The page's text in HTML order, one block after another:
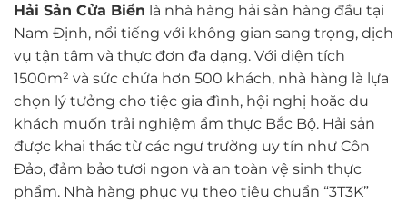
Hải Sản Cửa Biển là nhà hàng hải sản hàng đầu tại
Nam Định, nổi tiếng với không gian sang trọng, dịch
vụ tận tâm và thực đơn đa dạng. Với diện tích
1500m² và sức chứa hơn 500 khách, nhà hàng là lựa
chọn lý tưởng cho tiệc gia đình, hội nghị hoặc du
khách muốn trải nghiệm ẩm thực Bắc Bộ. Hải sản
được khai thác từ các ngư trường uy tín như Côn
Đảo, đảm bảo tươi ngon và an toàn vệ sinh thực
phẩm. Nhà hàng phục vụ theo tiêu chuẩn “3T3K”